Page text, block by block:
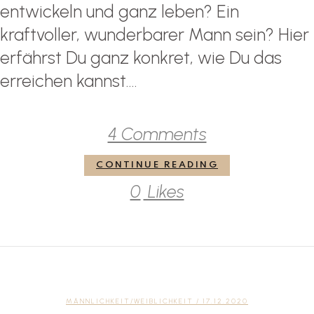
entwickeln und ganz leben? Ein
kraftvoller, wunderbarer Mann sein? Hier
erfährst Du ganz konkret, wie Du das
erreichen kannst....
4 Comments
CONTINUE READING
0 Likes
MÄNNLICHKEIT/WEIBLICHKEIT / 17.12.2020